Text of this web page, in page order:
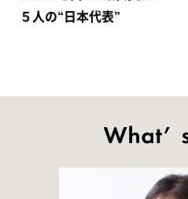
５人の“日本代表”